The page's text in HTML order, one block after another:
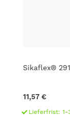
Sikaflex®
11,57 €
Lieferfrist: 1-